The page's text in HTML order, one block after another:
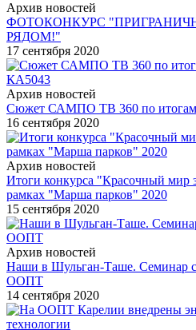
Архив новостей
ФОТОКОНКУРС
РЯДОМ!"
17 сентября 2020
Архив новостей
Сюжет САМПО ТВ 360 по итогам
16 сентября 2020
Архив новостей
Итоги конкурса "Красочный мир
рамках "Марша парков" 2020
15 сентября 2020
Архив новостей
Наши в Шульган-Таше. Семинар
ООПТ
14 сентября 2020